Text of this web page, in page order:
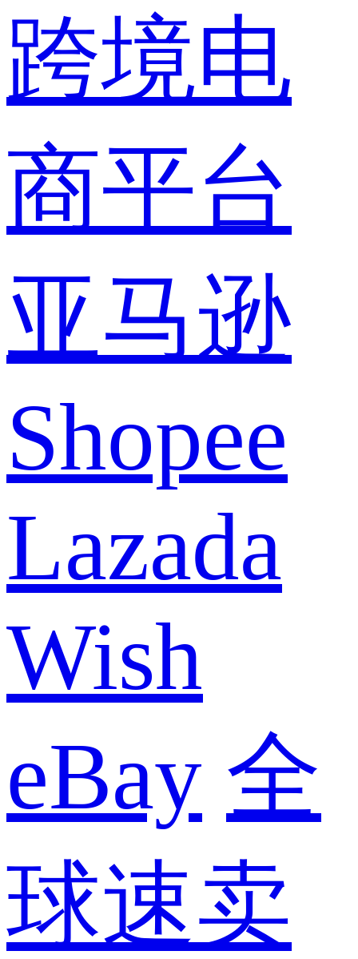
跨境电
商平台
亚马逊
Shopee
Lazada
Wish
eBay 全
球速卖